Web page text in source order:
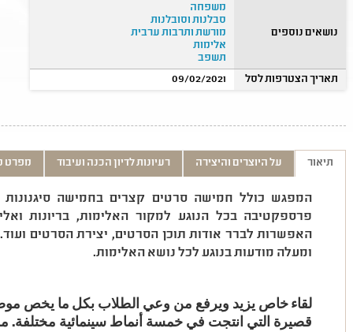
נושאים נוספים
משפחה
סבלנות וסובלנות
מורשת ותרבות ערבית
אלימות
תשפב
תאריך הצטרפות לסל
09/02/2021
תיאור על היוצרים והיצירה רעיונות לדיון הכנה ועיבוד מפרט
המפגש כולל חמישה סרטים קצרים בחמישה סיגנונות
פרספקטיבה בכל הנוגע למקור האלימות, בריונות
האפשרות לברר אודות תוכן הסרטים, יצירת הסרטים
ומעלה מודעות בנוגע לכל נושא האלימות.
لقاء خاص يزيد ويرفع من وعي الطلاب بكل ما يخص
قصيرة التي انتجت في خمسة أنماط سينمائية